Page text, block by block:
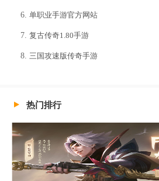
单职业手游官方网站
复古传奇1.80手游
三国攻速版传奇手游
热门排行